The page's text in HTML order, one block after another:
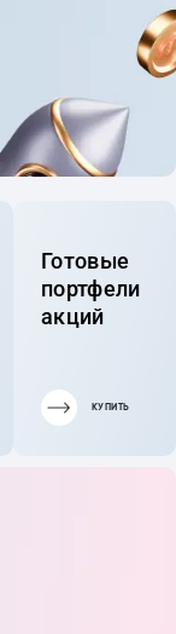
Готовые
портфели
акций
КУПИТЬ